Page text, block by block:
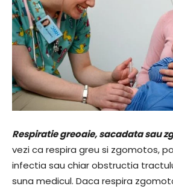
Respiratie greoaie, sacadata sau
vezi ca respira greu si zgomotos,
infectia sau chiar obstructia
suna medicul. Daca respira